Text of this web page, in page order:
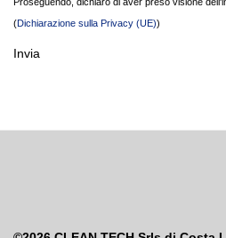
(Dichiarazione sulla Privacy (UE))
Invia